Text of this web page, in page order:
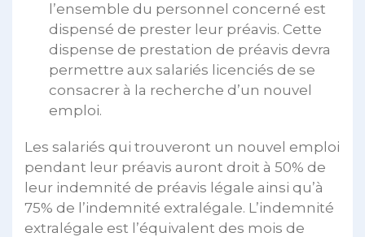
l’ensemble du personnel concerné est
dispensé de prester leur préavis. Cette
dispense de prestation de préavis devra
permettre aux salariés licenciés de se
consacrer à la recherche d’un nouvel
emploi.
Les salariés qui trouveront un nouvel emploi
pendant leur préavis auront droit à 50% de
leur indemnité de préavis légale ainsi qu’à
75% de l’indemnité extralégale. L’indemnité
extralégale est l’équivalent des mois de